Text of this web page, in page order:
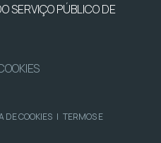
SERVIÇO PÚBLICO DE
DE COOKIES | TERMOS E